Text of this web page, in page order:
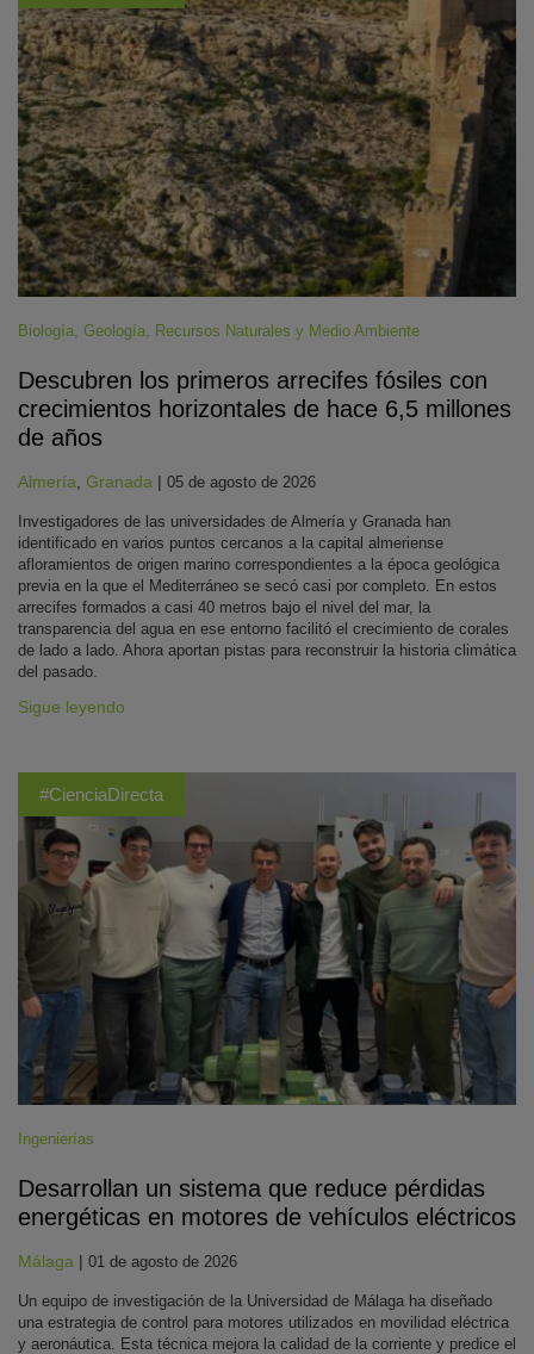
Biología Geología Recursos Naturales y Medio Ambiente
Descubren los primeros arrecifes fósiles con
crecimientos horizontales de hace 6,5 millones
de años
Almería Granada | 05 de agosto de 2026
Investigadores de las universidades de Almería y Granada han
identificado en varios puntos cercanos a la capital almeriense
afloramientos de origen marino correspondientes a la época geológica
previa en la que el Mediterráneo se secó casi por completo. En estos
arrecifes formados a casi 40 metros bajo el nivel del mar, la
transparencia del agua en ese entorno facilitó el crecimiento de corales
de lado a lado. Ahora aportan pistas para reconstruir la historia climática
del pasado.
Sigue leyendo
#CienciaDirecta
Ingenierías
Desarrollan un sistema que reduce pérdidas
energéticas en motores de vehículos eléctricos
Málaga | 01 de agosto de 2026
Un equipo de investigación de la Universidad de Málaga ha diseñado
una estrategia de control para motores utilizados en movilidad eléctrica
y aeronáutica. Esta técnica mejora la calidad de la corriente y predice el